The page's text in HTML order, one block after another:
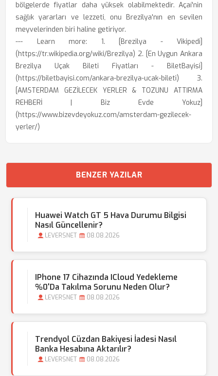
bölgelerde fiyatlar daha yüksek olabilmektedir. Açaí'nin
sağlık yararları ve lezzeti, onu Brezilya'nın en sevilen
meyvelerinden biri haline getiriyor.
--- Learn more: 1. [Brezilya - Vikipedi]
(https://tr.wikipedia.org/wiki/Brezilya) 2. [En Uygun Ankara
Brezilya Uçak Bileti Fiyatları - BiletBayisi]
(https://biletbayisi.com/ankara-brezilya-ucak-bileti) 3.
[AMSTERDAM GEZİLECEK YERLER & TOZUNU ATTIRMA
REHBERİ | Biz Evde Yokuz]
(https://www.bizevdeyokuz.com/amsterdam-gezilecek-
yerler/)
BENZER YAZILAR
Huawei Watch GT 5 Hava Durumu Bilgisi
Nasıl Güncellenir?
LEVERSNET 08.08.2026
IPhone 17 Cihazında ICloud Yedekleme
%0'da Takılma Sorunu Neden Olur?
LEVERSNET 08.08.2026
Trendyol Cüzdan Bakiyesi İadesi Nasıl
Banka Hesabına Aktarılır?
LEVERSNET 08.08.2026